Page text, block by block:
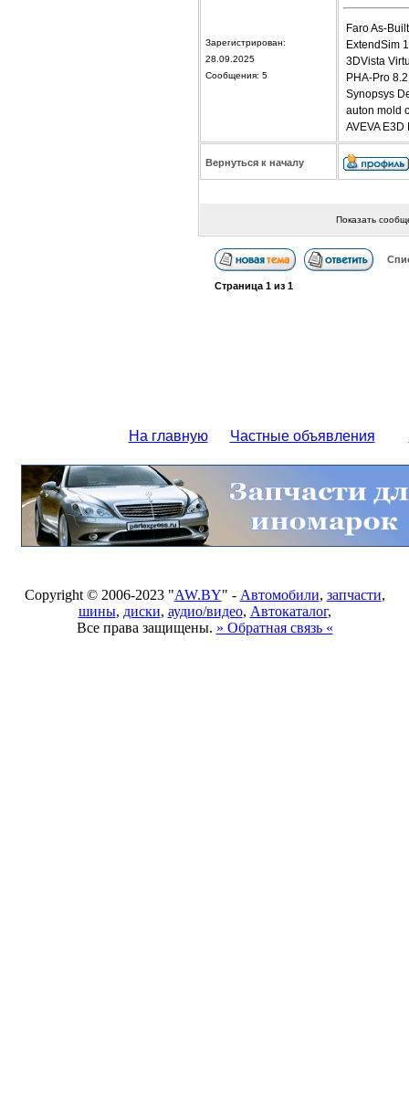
Зарегистрирован:
28.09.2025
Сообщения: 5
Faro As-
ExtendSim
3DVista
PHA-Pro
Synopsys
auton mold
AVEVA
Вернуться к началу
Показать
Страница 1из 1
На главную Частные объявления
Copyright © 2006-2023 "AW.BY" - Автомобили, запчасти,
шины, диски, аудио/видео, Автокаталог,
Все права защищены. » Обратная связь «